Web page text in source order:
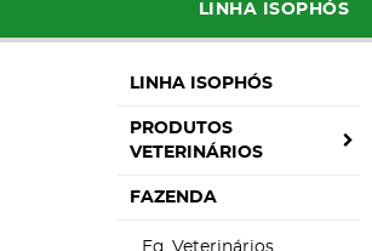
LINHA ISOPHÓS
LINHA ISOPHÓS
PRODUTOS
VETERINÁRIOS
FAZENDA
Eq. Veterinários